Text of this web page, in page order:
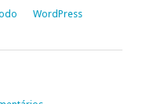
WordPress